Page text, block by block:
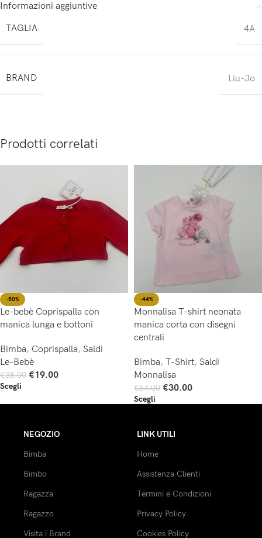
Informazioni aggiuntive
TAGLIA
4A
BRAND Liu-Jo
Prodotti correlati
-50%
Le-bebè Coprispalla con
manica lunga e bottoni
Bimba, Coprispalla, Saldi
Le-Bebè
€38.00 €19.00
Scegli
-44%
Monnalisa T-shirt neonata
manica corta con disegni
centrali
Bimba, T-Shirt, Saldi
Monnalisa
€54.00 €30.00
Scegli
NEGOZIO
Bimba
Bimbo
Ragazza
Ragazzo
Visita i Brand
LINK UTILI
Home
Assistenza Clienti
Termini e Condizioni
Privacy Policy
Cookies Policy